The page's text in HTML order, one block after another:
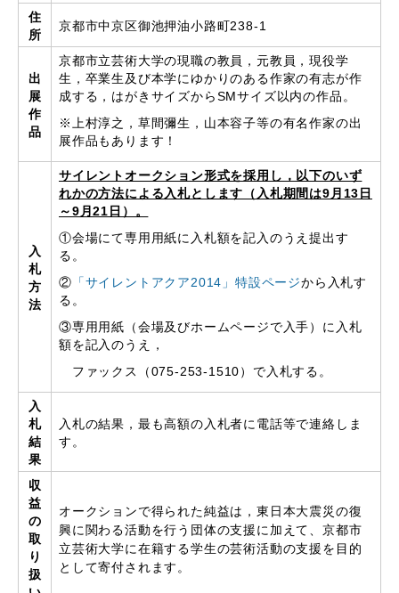
住
所
京都市中京区御池押油小路町238‐1
出
展
作
品
京都市立芸術大学の現職の教員，元教員，現役学
生，卒業生及び本学にゆかりのある作家の有志が作
成する，はがきサイズからSMサイズ以内の作品。
※上村淳之，草間彌生，山本容子等の有名作家の出
展作品もあります！
入
札
方
法
サイレントオークション形式を採用し，以下のいず
れかの方法による入札とします（入札期間は9月13日
～9月21日）。
①会場にて専用用紙に入札額を記入のうえ提出す
る。
② 「サイレントアクア2014」特設ページから入札す
る。
③専用用紙（会場及びホームページで入手）に入札
額を記入のうえ，
ファックス（075‐253‐1510）で入札する。
入
札
結
果
入札の結果，最も高額の入札者に電話等で連絡しま
す。
収
益
の
取
り
扱
オークションで得られた純益は，東日本大震災の復
興に関わる活動を行う団体の支援に加えて、京都市
立芸術大学に在籍する学生の芸術活動の支援を目的
として寄付されます。